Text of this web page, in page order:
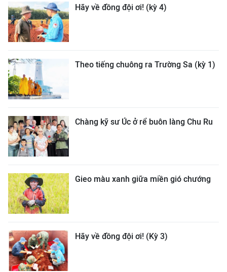
Hãy về đồng đội ơi! (kỳ 4)
Theo tiếng chuông ra Trường Sa (kỳ 1)
Chàng kỹ sư Úc ở rể buôn làng Chu Ru
Gieo màu xanh giữa miền gió chướng
Hãy về đồng đội ơi! (Kỳ 3)